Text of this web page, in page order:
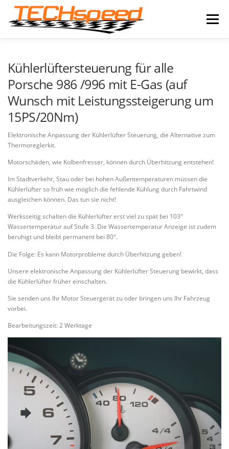
springen
Menü
PRODUKTE ONLINE-SHOP KONTAKT
Kühlerlüftersteuerung für alle
Porsche 986 /996 mit E-Gas (auf
Wunsch mit Leistungssteigerung um
15PS/20Nm)
Elektronische Anpassung der Kühlerlüfter Steuerung, die Alternative zum
Thermoreglerkit.
Motorschäden, wie Kolbenfresser, können durch Überhitzung entstehen!
Im Stadtverkehr, Stau oder bei hohen Außentemperaturen müssen die
Kühlerlüfter so früh wie möglich die fehlende Kühlung durch Fahrtwind
ausgleichen können. Das tun sie nicht!
Werksseitig schalten die Kühlerlüfter erst viel zu spät bei 103°
Wassertemperatur auf Stufe 3. Die Wassertemperatur Anzeige ist zudem
beruhigt und bleibt permanent bei 80°.
Die Folge: Es kann Motorprobleme durch Überhitzung geben!
Unsere elektronische Anpassung der Kühlerlüfter Steuerung bewirkt, dass
die Kühlerlüfter früher einschalten.
Sie senden uns Ihr Motor Steuergerät zu oder bringen uns Ihr Fahrzeug
vorbei.
Bearbeitungszeit: 2 Werktage